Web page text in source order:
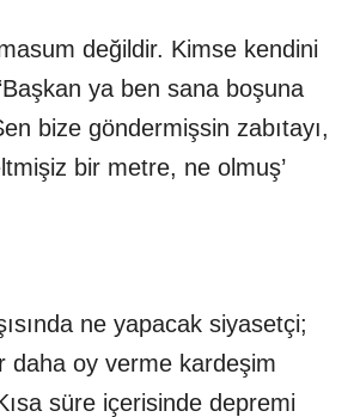
değildir. Kimse kendini
ya ben sana boşuna
bize göndermişsin zabıtayı,
bir metre, ne olmuş’
ne yapacak siyasetçi;
daha oy verme kardeşim
süre içerisinde depremi